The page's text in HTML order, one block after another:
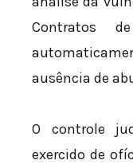
Contratos
ausência de
O controle
exercido de